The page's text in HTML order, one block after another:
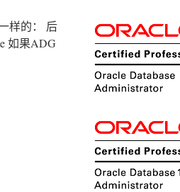
样的： 后
如果ADG